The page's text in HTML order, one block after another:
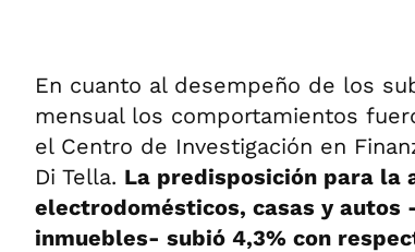
En cuanto al desempeño de los
mensual los comportamientos
el Centro de Investigación en
Di Tella. La predisposición para la
electrodomésticos, casas y autos
inmuebles- subió 4,3% con